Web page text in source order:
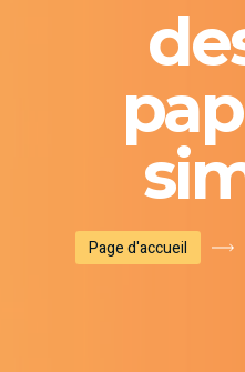
Page d'accueil